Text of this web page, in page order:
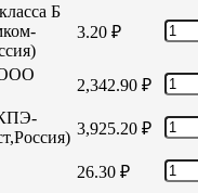
Б
3.20 ₽
2,342.90 ₽
3,925.20 ₽
26.30 ₽